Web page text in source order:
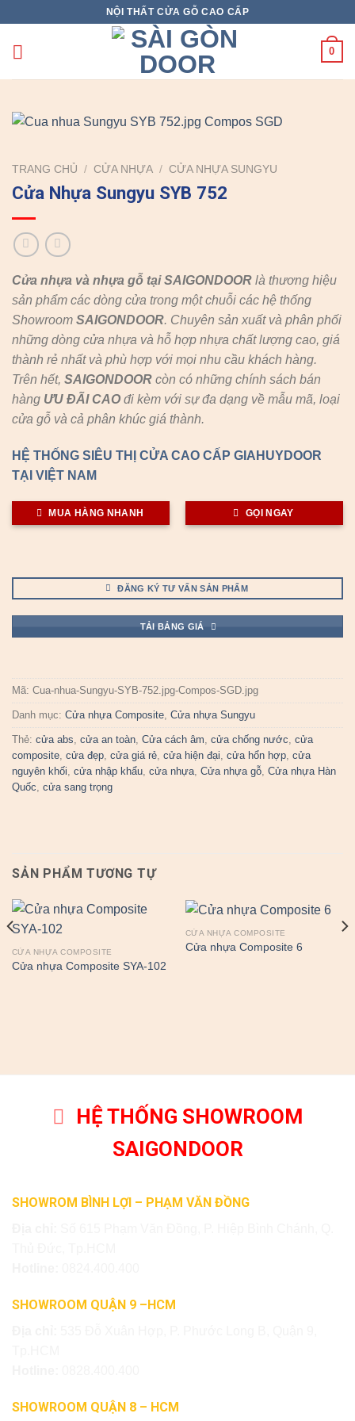
content
NỘI THẤT CỬA GỖ CAO CẤP
0
TRANG CHỦ / CỬA NHỰA / CỬA NHỰA SUNGYU
Cửa Nhựa Sungyu SYB 752
Cửa nhựa và nhựa gỗ tại SAIGONDOOR là thương hiệu
sản phẩm các dòng cửa trong một chuỗi các hệ thống
Showroom SAIGONDOOR. Chuyên sản xuất và phân phối
những dòng cửa nhựa và hỗ hợp nhựa chất lượng cao, giá
thành rẻ nhất và phù hợp với mọi nhu cầu khách hàng.
Trên hết, SAIGONDOOR còn có những chính sách bán
hàng ƯU ĐÃI CAO đi kèm với sự đa dạng về mẫu mã, loại
cửa gỗ và cả phân khúc giá thành.
HỆ THỐNG SIÊU THỊ CỬA CAO CẤP GIAHUYDOOR
TẠI VIỆT NAM
MUA HÀNG NHANH GỌI NGAY
ĐĂNG KÝ TƯ VẤN SẢN PHẨM
TẢI BẢNG GIÁ
Mã: Cua-nhua-Sungyu-SYB-752.jpg-Compos-SGD.jpg
Danh mục: Cửa nhựa Composite, Cửa nhựa Sungyu
Thẻ: cửa abs, cửa an toàn, Cửa cách âm, cửa chống nước, cửa
composite, cửa đẹp, cửa giá rẻ, cửa hiện đại, cửa hổn hợp, cửa
nguyên khối, cửa nhập khẩu, cửa nhựa, Cửa nhựa gỗ, Cửa nhựa Hàn
Quốc, cửa sang trọng
SẢN PHẨM TƯƠNG TỰ
CỬA NHỰA COMPOSITE
Cửa nhựa Composite SYA-102
CỬA NHỰA COMPOSITE
Cửa nhựa Composite 6
HỆ THỐNG SHOWROOM
SAIGONDOOR
SHOWROM BÌNH LỢI – PHẠM VĂN ĐỒNG
SHOWROOM QUẬN 9 –HCM
SHOWROOM QUẬN 8 – HCM